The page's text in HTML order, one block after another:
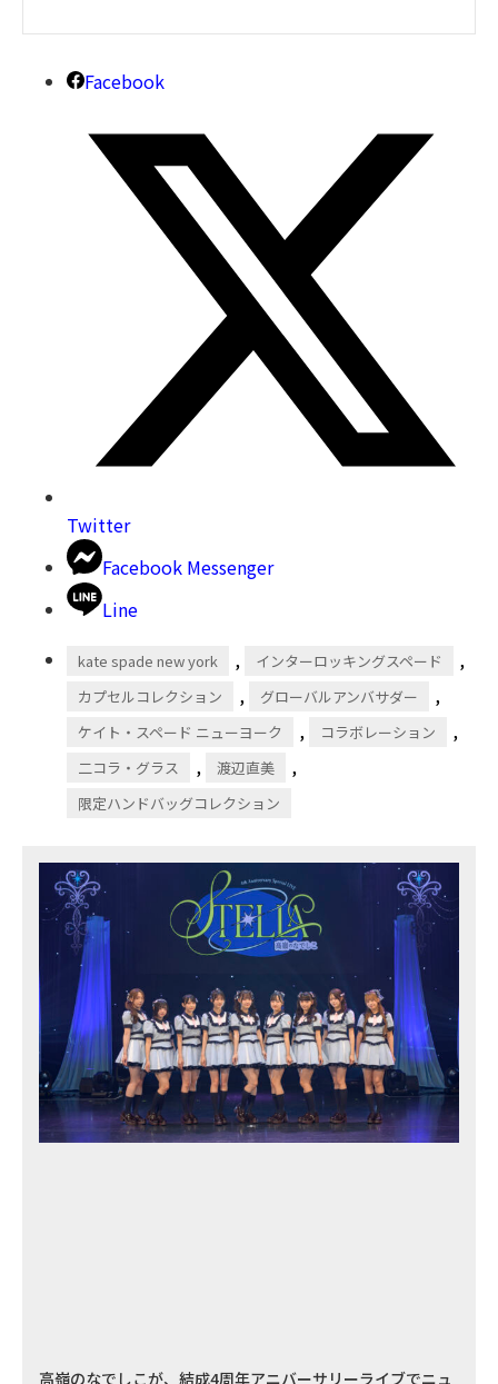
Facebook
Twitter
Facebook Messenger
Line
kate spade new york , インターロッキングスペード ,
カプセルコレクション , グローバルアンバサダー ,
ケイト・スペード ニューヨーク , コラボレーション ,
二コラ・グラス , 渡辺直美 ,
限定ハンドバッグコレクション
高嶺のなでしこが、結成4周年アニバーサリーライブでニュ